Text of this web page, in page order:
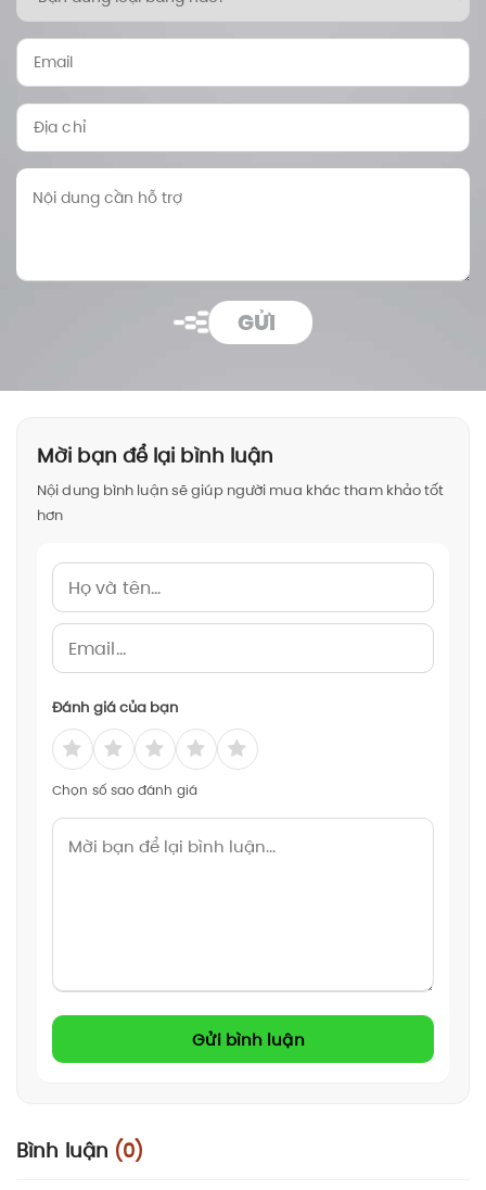
GỬI
Mời bạn để lại bình luận
Nội dung bình luận sẽ giúp người mua khác tham khảo tốt
hơn
Đánh giá của bạn
Chọn số sao đánh giá
Gửi bình luận
Bình luận (0)